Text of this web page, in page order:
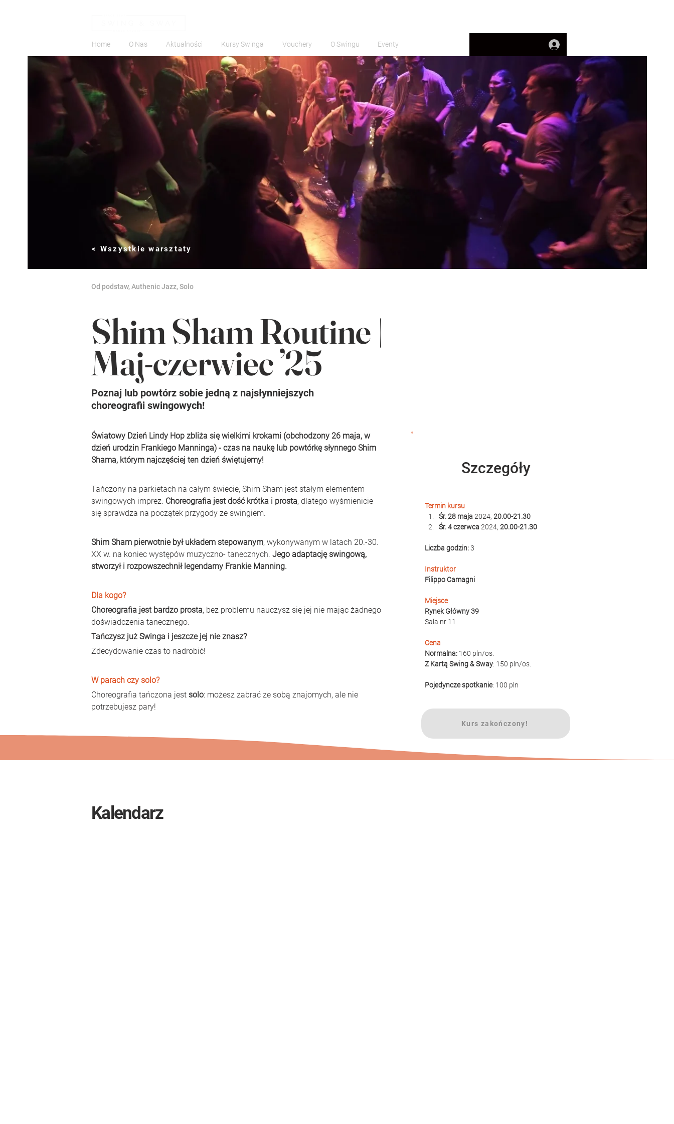
Home O Nas Aktualności Kursy Swinga Vouchery O Swingu Eventy
< Wszystkie warsztaty
Od podstaw, Authenic Jazz, Solo
Shim Sham Routine |
Maj-czerwiec ’25
Poznaj lub powtórz sobie jedną z najsłynniejszych
choreografii swingowych!
Światowy Dzień Lindy Hop zbliża się wielkimi krokami (obchodzony 26 maja, w
dzień urodzin Frankiego Manninga) - czas na naukę lub powtórkę słynnego Shim
Shama, którym najczęściej ten dzień świętujemy!
Tańczony na parkietach na całym świecie, Shim Sham jest stałym elementem
swingowych imprez. Choreografia jest dość krótka i prosta, dlatego wyśmienicie
się sprawdza na początek przygody ze swingiem.
Shim Sham pierwotnie był układem stepowanym, wykonywanym w latach 20.-30.
XX w. na koniec występów muzyczno- tanecznych. Jego adaptację swingową,
stworzył i rozpowszechnił legendarny Frankie Manning.
Dla kogo?
Choreografia jest bardzo prosta, bez problemu nauczysz się jej nie mając żadnego
doświadczenia tanecznego.
Tańczysz już Swinga i jeszcze jej nie znasz?
Zdecydowanie czas to nadrobić!
W parach czy solo?
Choreografia tańczona jest solo: możesz zabrać ze sobą znajomych, ale nie
potrzebujesz pary!
Szczegóły
Termin kursu
Śr. 28 maja 2024, 20.00-21.30
Śr. 4 czerwca 2024, 20.00-21.30
Liczba godzin: 3
Instruktor
Filippo Camagni
Miejsce
Rynek Główny 39
Sala nr 11
Cena
Normalna: 160 pln/os.
Z Kartą Swing & Sway: 150 pln/os.
Pojedyncze spotkanie: 100 pln
Kurs zakończony!
Kalendarz